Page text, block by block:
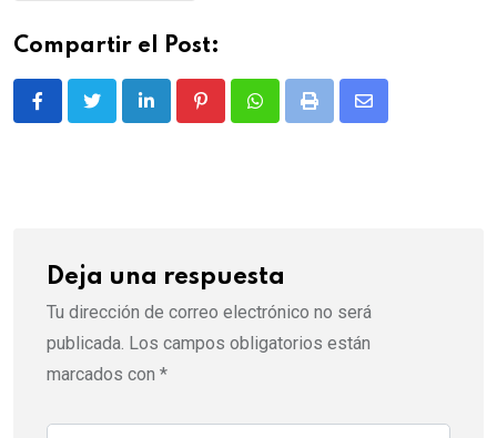
Compartir el Post:
LinkedIn PinterestWhatsappPrint
Share
Deja una respuesta
Tu dirección de correo electrónico no será
publicada. Los campos obligatorios están
marcados con *